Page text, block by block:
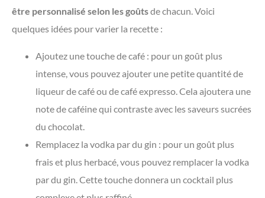
être personnalisé selon les goûtsde chacun. Voici
quelques idées pour varier la recette :
Ajoutez une touche de café : pour un goût plus
intense, vous pouvez ajouter une petite quantité de
liqueur de café ou de café expresso. Cela ajoutera une
note de caféine qui contraste avec les saveurs sucrées
du chocolat.
Remplacez la vodka par du gin : pour un goût plus
frais et plus herbacé, vous pouvez remplacer la vodka
par du gin. Cette touche donnera un cocktail plus